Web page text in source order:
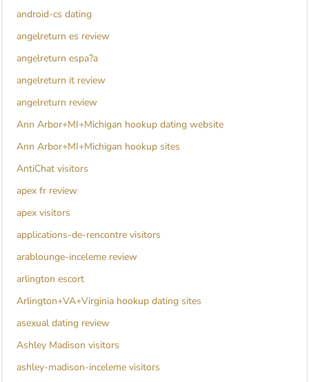
android-cs dating
angelreturn es review
angelreturn espa?a
angelreturn it review
angelreturn review
Ann Arbor+MI+Michigan hookup dating website
Ann Arbor+MI+Michigan hookup sites
AntiChat visitors
apex fr review
apex visitors
applications-de-rencontre visitors
arablounge-inceleme review
arlington escort
Arlington+VA+Virginia hookup dating sites
asexual dating review
Ashley Madison visitors
ashley-madison-inceleme visitors